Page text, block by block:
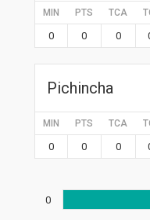
MIN PTS TCA
0 0 0
Pichincha
MIN PTS TCA
0 0 0
0